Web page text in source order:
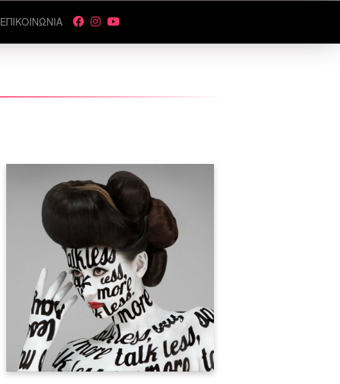
ΕΠΙΚΟΙΝΩΝΙΑ
Σεμινάριο Face & Body Painting |
Σεμινάρια Αισθητικής Costyle
Μάθε περισσότερα